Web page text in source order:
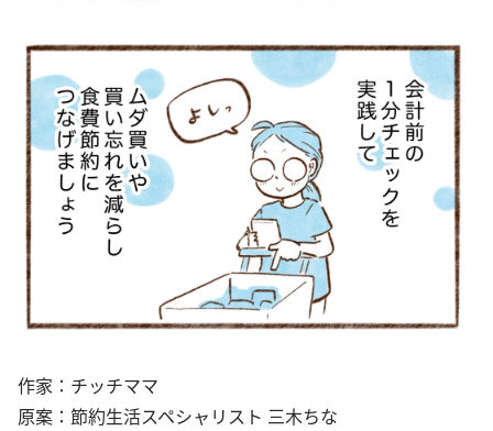
作家：チッチママ
原案：節約生活スペシャリスト 三木ちな